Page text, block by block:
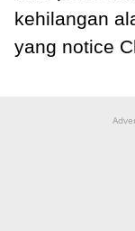
kehilangan
yang notice